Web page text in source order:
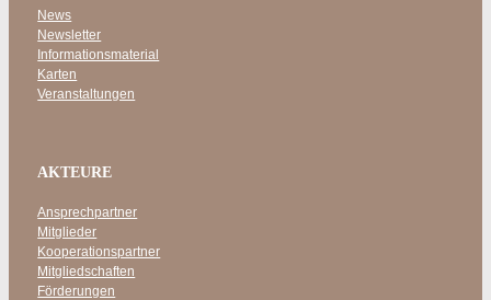
News
Newsletter
Informationsmaterial
Karten
Veranstaltungen
AKTEURE
Ansprechpartner
Mitglieder
Kooperationspartner
Mitgliedschaften
Förderungen